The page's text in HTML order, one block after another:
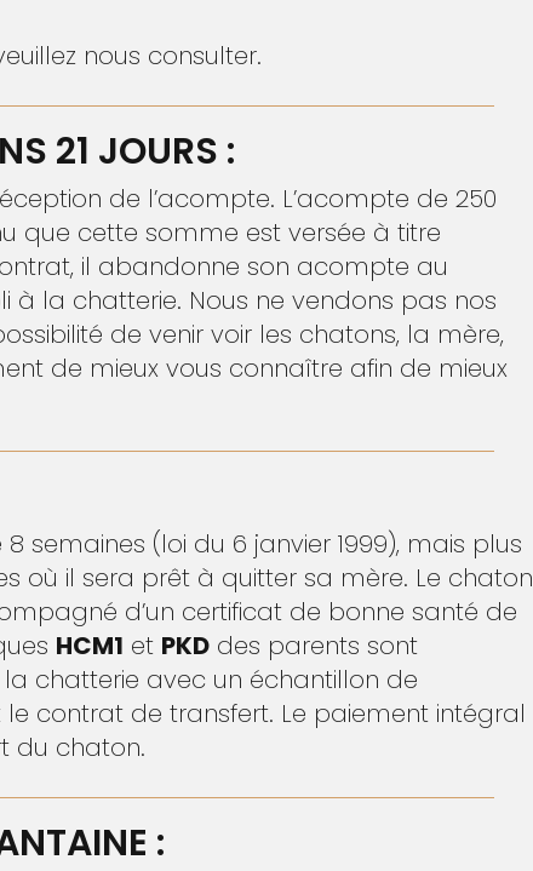
nous consulter.
21 JOURS :
de l’acompte. L’acompte de 250
que cette somme est versée à titre
il abandonne son acompte au
la chatterie. Nous ne vendons pas nos
de venir voir les chatons, la mère,
de mieux vous connaître afin de mieux
semaines (loi du 6 janvier 1999), mais plus
où il sera prêt à quitter sa mère. Le chaton
d’un certificat de bonne santé de
HCM1 et PKDdes parents sont
chatterie avec un échantillon de
contrat de transfert. Le paiement intégral
du chaton.
: